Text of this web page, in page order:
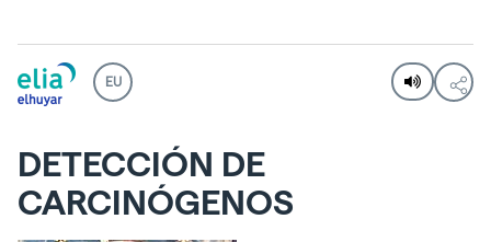
EU
DETECCIÓN DE
CARCINÓGENOS